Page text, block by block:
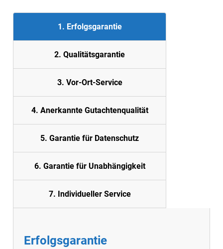
1. Erfolgsgarantie
2. Qualitätsgarantie
3. Vor-Ort-Service
4. Anerkannte Gutachtenqualität
5. Garantie für Datenschutz
6. Garantie für Unabhängigkeit
7. Individueller Service
Erfolgsgarantie